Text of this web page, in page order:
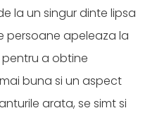
la un singur dinte lipsa
persoane apeleaza la
a obtine
buna si un aspect
arata, se simt si